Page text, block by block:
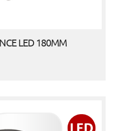
LED 180MM